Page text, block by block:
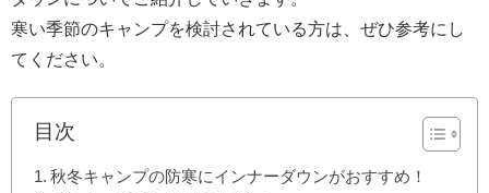
寒い季節のキャンプを検討されている方は、ぜひ参考にし
てください。
目次
秋冬キャンプの防寒にインナーダウンがおすすめ！